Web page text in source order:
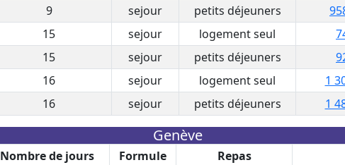
9 sejour petits déjeuners
15 sejour logement seul
15 sejour petits déjeuners
16 sejour logement seul 1
16 sejour petits déjeuners 1
Genève
Nombre de jours Formule Repas